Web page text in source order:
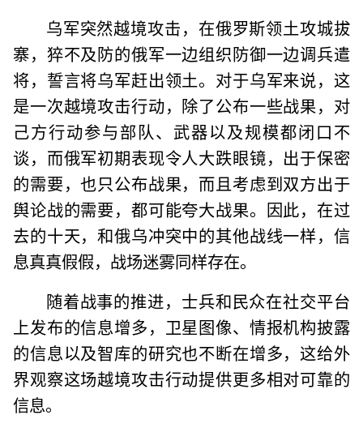
乌军突然越境攻击，在俄罗斯领土攻城拔
寨，猝不及防的俄军一边组织防御一边调兵遣
将，誓言将乌军赶出领土。对于乌军来说，这
是一次越境攻击行动，除了公布一些战果，对
己方行动参与部队、武器以及规模都闭口不
谈，而俄军初期表现令人大跌眼镜，出于保密
的需要，也只公布战果，而且考虑到双方出于
舆论战的需要，都可能夸大战果。因此，在过
去的十天，和俄乌冲突中的其他战线一样，信
息真真假假，战场迷雾同样存在。
随着战事的推进，士兵和民众在社交平台
上发布的信息增多，卫星图像、情报机构披露
的信息以及智库的研究也不断在增多，这给外
界观察这场越境攻击行动提供更多相对可靠的
信息。